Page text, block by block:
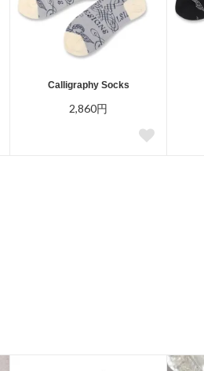
Calligraphy Socks
2,860円